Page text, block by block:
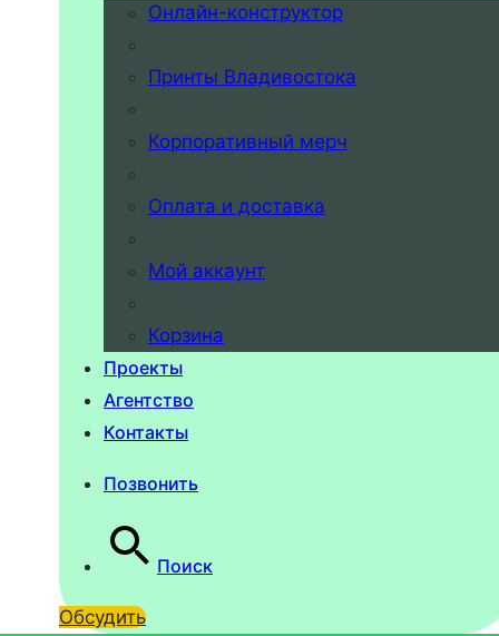
Онлайн-конструктор
Принты Владивостока
Корпоративный мерч
Оплата и доставка
Мой аккаунт
Корзина
Проекты
Агентство
Контакты
Позвонить
Поиск
Обсудить